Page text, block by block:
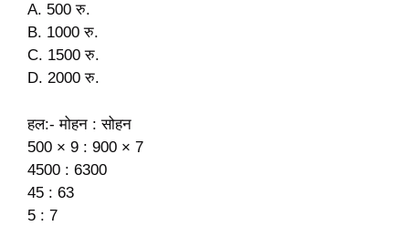
A. 500 रु.
B. 1000 रु.
C. 1500 रु.
D. 2000 रु.
हल:- मोहन : सोहन
500 × 9 : 900 × 7
4500 : 6300
45 : 63
5 : 7